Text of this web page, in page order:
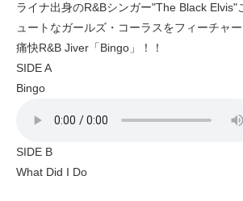
ライナ出身のR&Bシンガー"The Black Elvis"
ュートなガールズ・コーラスをフィーチャ
痛快R&B Jiver「Bingo」！！
SIDE A
Bingo
SIDE B
What Did I Do